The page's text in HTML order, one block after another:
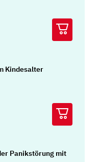
Kindesalter
Panikstörung mit